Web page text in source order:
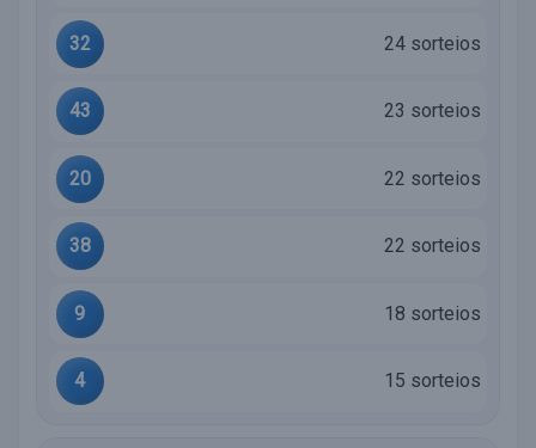
32 24 sorteios
43 23 sorteios
20 22 sorteios
38 22 sorteios
9 18 sorteios
4 15 sorteios